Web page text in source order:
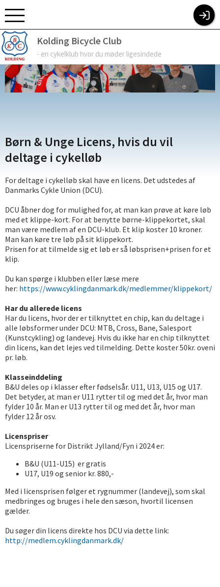
Kolding Bicycle Club
- en cykelklub hvor du møder ligesindede
Børn & Unge Licens, hvis du vil
deltage i cykelløb
For deltage i cykelløb skal have en licens. Det udstedes af
Danmarks Cykle Union (DCU).
DCU åbner dog for mulighed for, at man kan prøve at køre løb
med et klippe-kort. For at benytte børne-klippekortet, skal
man være medlem af en DCU-klub. Et klip koster 10 kroner.
Man kan køre tre løb på sit klippekort.
Prisen for at tilmelde sig et løb er så løbsprisen+prisen for et
klip.
Du kan spørge i klubben eller læse mere
her: https://www.cyklingdanmark.dk/medlemmer/klippekort/
Har du allerede licens
Har du licens, hvor der er tilknyttet en chip, kan du deltage i
alle løbsformer under DCU: MTB, Cross, Bane, Salesport
(Kunstcykling) og landevej. Hvis du ikke har en chip tilknyttet
din licens, kan det lejes ved tilmelding. Dette koster 50kr. oveni
pr. løb.
Klasseinddeling
B&U deles op i klasser efter fødselsår. U11, U13, U15 og U17.
Det betyder, at man er U11 rytter til og med det år, hvor man
fylder 10 år. Man er U13 rytter til og med det år, hvor man
fylder 12 år osv.
Licenspriser
Licenspriserne for Distrikt Jylland/Fyn i 2024 er:
B&U (U11-U15) er gratis
U17, U19 og senior kr. 880,-
Med i licensprisen følger et rygnummer (landevej), som skal
medbringes og bruges i hele den sæson, hvortil licensen
gælder.
Du søger din licens direkte hos DCU via dette link:
http://medlem.cyklingdanmark.dk/